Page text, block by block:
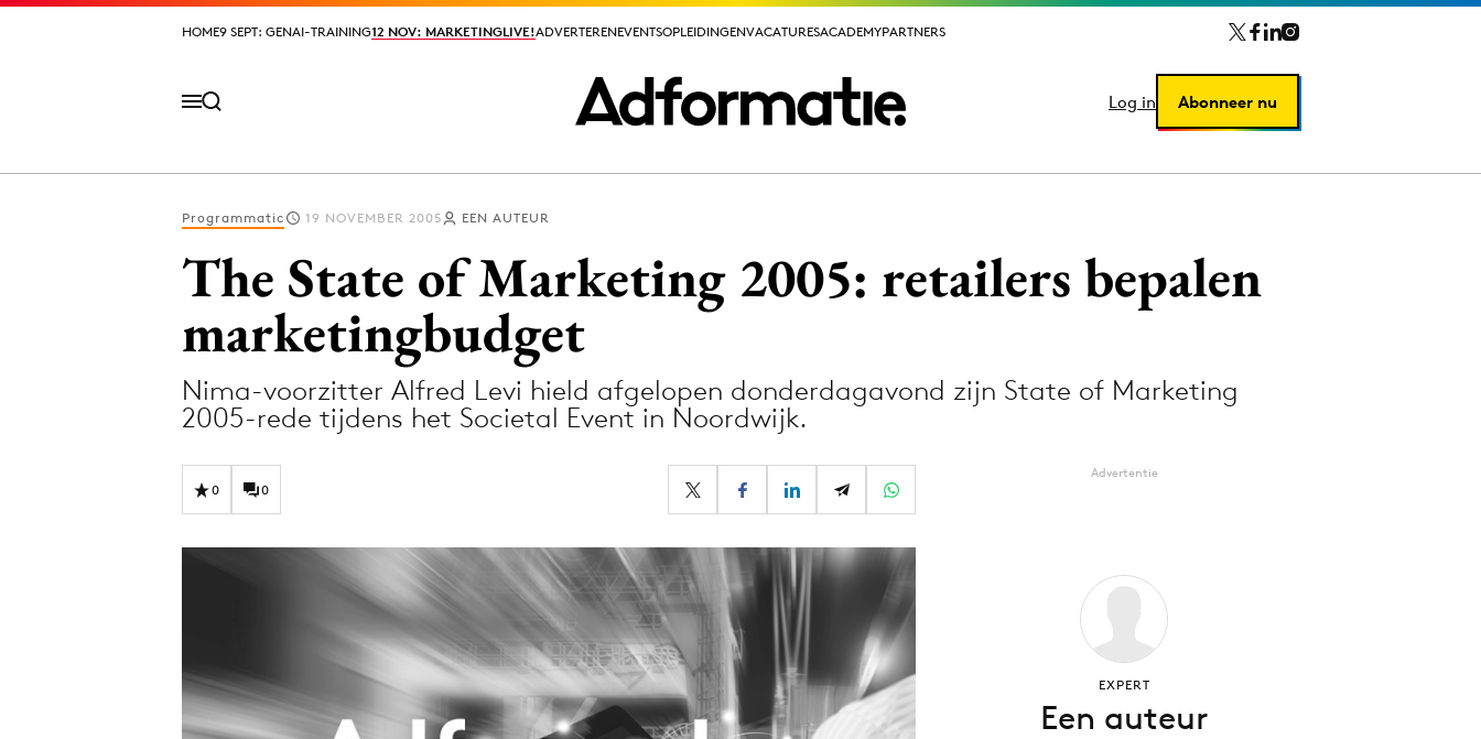
HOME9 SEPT: GENAI-TRAINING12 NOV: MARKETINGLIVE!ADVERTERENEVENTSOPLEIDINGENVACATURESACADEMYPARTNERS
Log in Abonneer nu
HOME9 SEPT: GENAI-TRAINING12 NOV: MARKETINGLIVE!ADVERTERENEVENTSOPLEIDINGENVACATURESACADEMYPARTNERS
Log in Abonneer nu
Design
Digital transformation
Influencer marketing
Interne communicatie
Martech
Media
Merkstrategie
PR
Programmatic
Reputatie & crisis
Programmatic 19 NOVEMBER 2005 EEN AUTEUR
The State of Marketing 2005: retailers bepalen
marketingbudget
Nima-voorzitter Alfred Levi hield afgelopen donderdagavond zijn State of Marketing
2005-rede tijdens het Societal Event in Noordwijk.
0 0
Advertentie
EXPERT
Een auteur